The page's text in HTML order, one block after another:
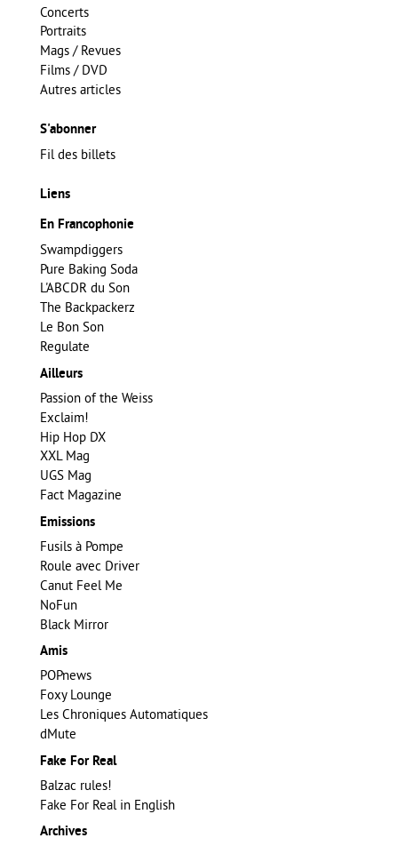
Concerts
Portraits
Mags / Revues
Films / DVD
Autres articles
S'abonner
Fil des billets
Liens
En Francophonie
Swampdiggers
Pure Baking Soda
L'ABCDR du Son
The Backpackerz
Le Bon Son
Regulate
Ailleurs
Passion of the Weiss
Exclaim!
Hip Hop DX
XXL Mag
UGS Mag
Fact Magazine
Emissions
Fusils à Pompe
Roule avec Driver
Canut Feel Me
NoFun
Black Mirror
Amis
POPnews
Foxy Lounge
Les Chroniques Automatiques
dMute
Fake For Real
Balzac rules!
Fake For Real in English
Archives